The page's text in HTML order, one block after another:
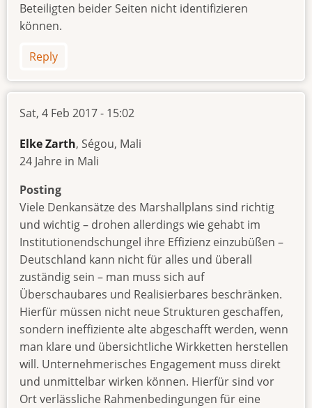
Beteiligten beider Seiten nicht identifizieren
können.
Reply
Sat, 4 Feb 2017 - 15:02
Elke Zarth, Ségou, Mali
24 Jahre in Mali
Posting
Viele Denkansätze des Marshallplans sind richtig
und wichtig – drohen allerdings wie gehabt im
Institutionendschungel ihre Effizienz einzubüßen –
Deutschland kann nicht für alles und überall
zuständig sein – man muss sich auf
Überschaubares und Realisierbares beschränken.
Hierfür müssen nicht neue Strukturen geschaffen,
sondern ineffiziente alte abgeschafft werden, wenn
man klare und übersichtliche Wirkketten herstellen
will. Unternehmerisches Engagement muss direkt
und unmittelbar wirken können. Hierfür sind vor
Ort verlässliche Rahmenbedingungen für eine